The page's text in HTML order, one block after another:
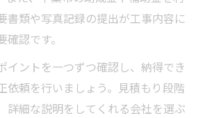
書類や写真記録の提出が工事内容に
認です。
イントを一つずつ確認し、納得でき
依頼を行いましょう。見積もり段階
詳細な説明をしてくれる会社を選ぶ